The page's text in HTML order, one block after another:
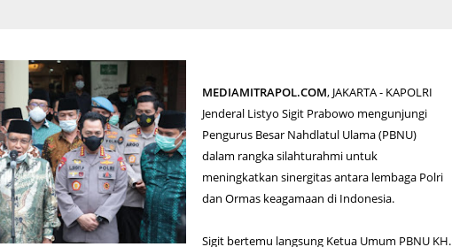
MEDIAMITRAPOL.COM, JAKARTA - KAPOLRI
Jenderal Listyo Sigit Prabowo mengunjungi
Pengurus Besar Nahdlatul Ulama (PBNU)
dalam rangka silahturahmi untuk
meningkatkan sinergitas antara lembaga Polri
dan Ormas keagamaan di Indonesia.
Sigit bertemu langsung Ketua Umum PBNU KH.